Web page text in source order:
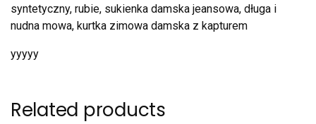
syntetyczny, rubie, sukienka damska jeansowa, długa i
nudna mowa, kurtka zimowa damska z kapturem
yyyyy
Related products